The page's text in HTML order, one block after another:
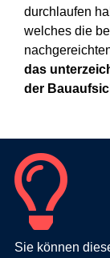
durchlaufen
welches die
das
der
Sie können